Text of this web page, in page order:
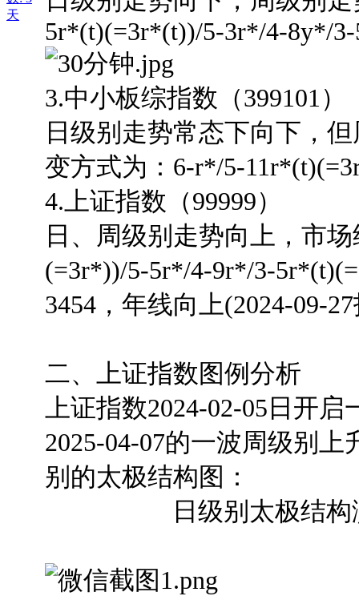
天
5r*(t)(=3r*(t))/5-3r*/4-8y*/
3.中小板综指数（399101）
日级别走势常态下向下，
变方式为：6-r*/5-
4.上证指数（99999）
日、周级别走势向上，市
(=3r*))/5-5r*/4-9r*/3-
3454，年线向上(2024-09-
二、上证指数图例分析
上证指数2024-02-05日开
2025-04-07的一波周级别
别的太极结构图：
日级别太极结